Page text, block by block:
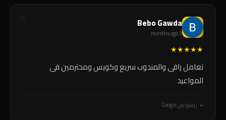
Bebo Gawda
3 months ago
★
★
★
★
★
تعامل راقى والمندوب سريع وكويس ومحترمين فى
المواعيد
ريفيو من Google